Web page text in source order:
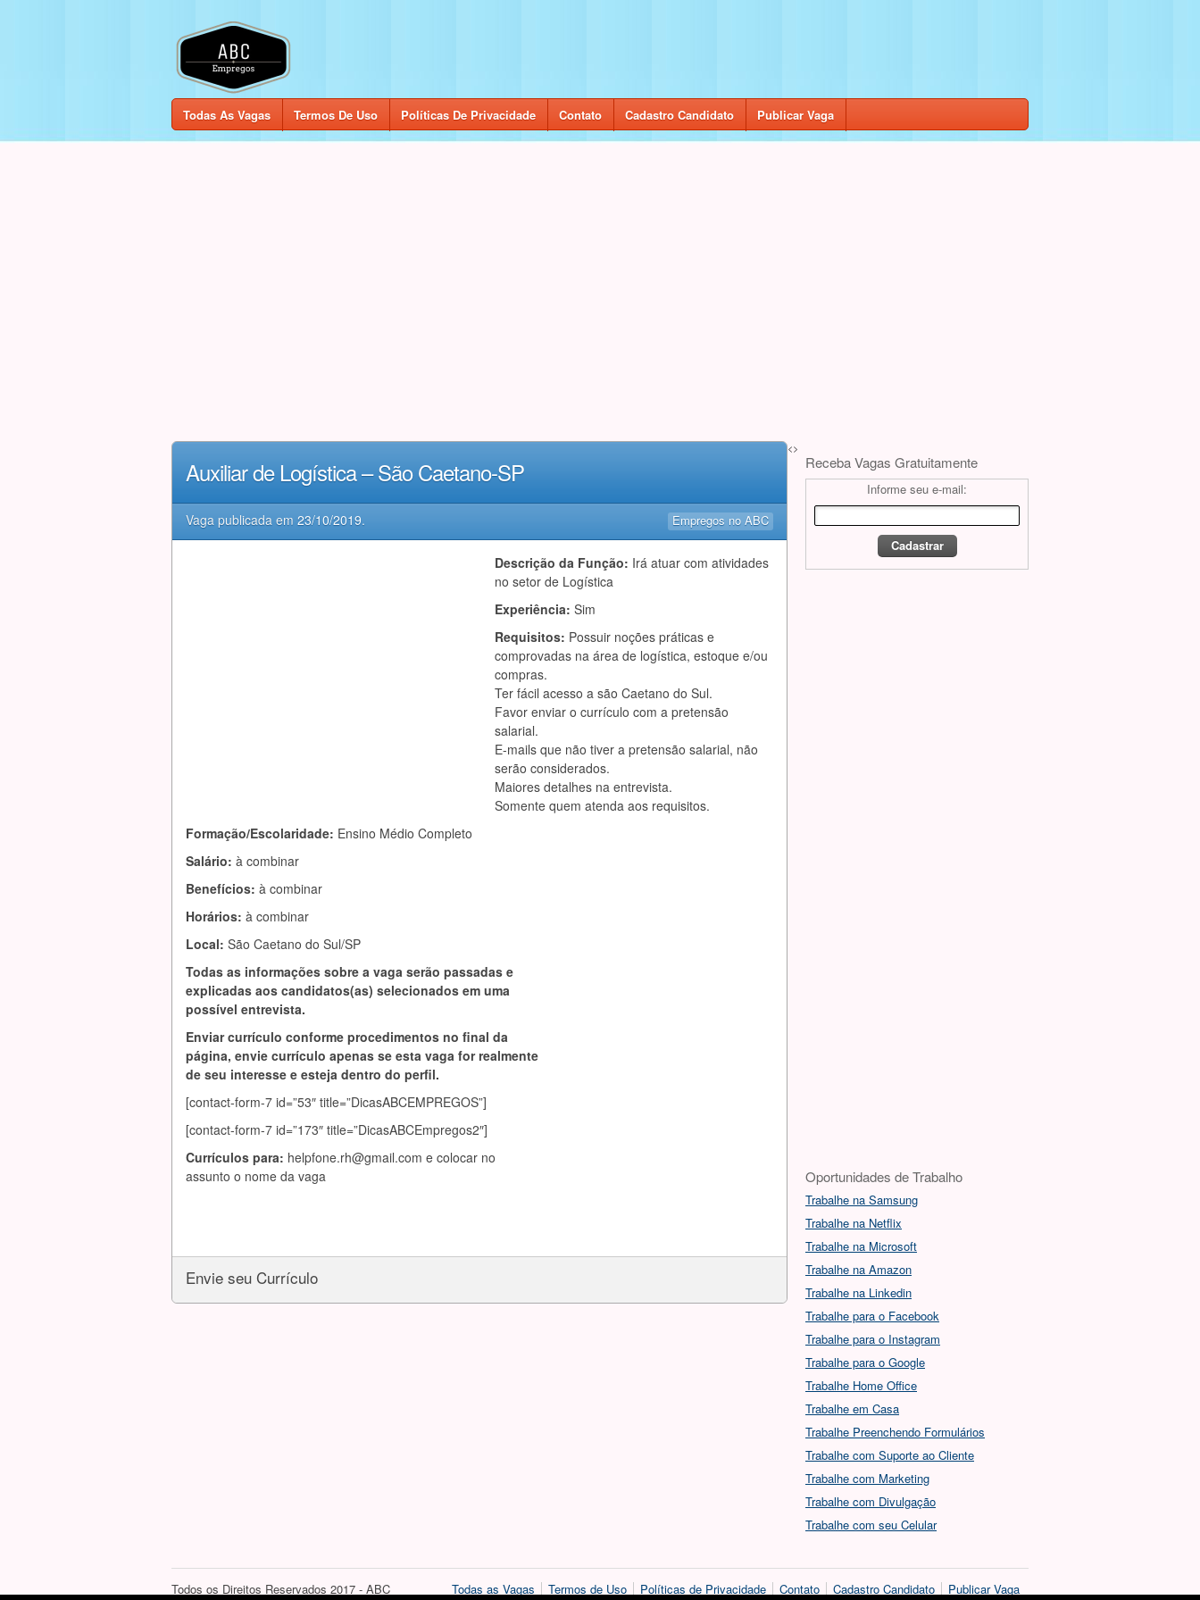
Todas As Vagas Termos De Uso Políticas De Privacidade Contato Cadastro Candidato Publicar Vaga
<>
Auxiliar de Logística – São Caetano-SP
Empregos no ABC
Vaga publicada em 23/10/2019.
Descrição da Função: Irá atuar com atividades
no setor de Logística
Experiência: Sim
Requisitos: Possuir noções práticas e
comprovadas na área de logística, estoque e/ou
compras.
Ter fácil acesso a são Caetano do Sul.
Favor enviar o currículo com a pretensão
salarial.
E-mails que não tiver a pretensão salarial, não
serão considerados.
Maiores detalhes na entrevista.
Somente quem atenda aos requisitos.
Formação/Escolaridade: Ensino Médio Completo
Salário: à combinar
Benefícios: à combinar
Horários: à combinar
Local: São Caetano do Sul/SP
Todas as informações sobre a vaga serão passadas e
explicadas aos candidatos(as) selecionados em uma
possível entrevista.
Enviar currículo conforme procedimentos no final da
página, envie currículo apenas se esta vaga for realmente
de seu interesse e esteja dentro do perfil.
[contact-form-7 id=”53″ title=”DicasABCEMPREGOS”]
[contact-form-7 id=”173″ title=”DicasABCEmpregos2″]
Currículos para: helpfone.rh@gmail.com e colocar no
assunto o nome da vaga
Envie seu Currículo
Receba Vagas Gratuitamente
Informe seu e-mail:
Oportunidades de Trabalho
Trabalhe na Samsung
Trabalhe na Netflix
Trabalhe na Microsoft
Trabalhe na Amazon
Trabalhe na Linkedin
Trabalhe para o Facebook
Trabalhe para o Instagram
Trabalhe para o Google
Trabalhe Home Office
Trabalhe em Casa
Trabalhe Preenchendo Formulários
Trabalhe com Suporte ao Cliente
Trabalhe com Marketing
Trabalhe com Divulgação
Trabalhe com seu Celular
Todas as Vagas Termos de Uso Políticas de Privacidade Contato Cadastro Candidato Publicar Vaga
Todos os Direitos Reservados 2017 - ABC